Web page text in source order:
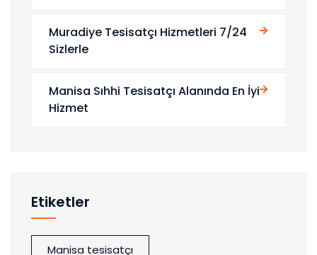
Muradiye Tesisatçı Hizmetleri 7/24
Sizlerle
Manisa Sıhhi Tesisatçı Alanında En İyi
Hizmet
Etiketler
Manisa tesisatçı